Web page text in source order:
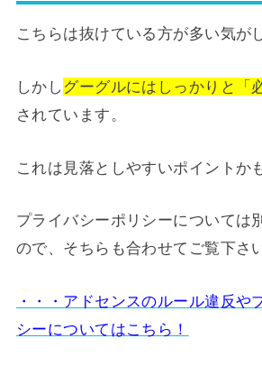
こちらは抜けている方が多い気が
しかし グーグルにはしっかりと「
されています。
これは見落としやすいポイントか
プライバシーポリシーについては
ので、そちらも合わせてご覧下さい
・・・アドセンスのルール違反や
シーについてはこちら！